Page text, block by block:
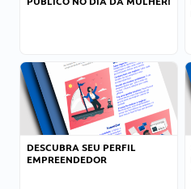
DESCUBRA SEU PERFIL
EMPREENDEDOR